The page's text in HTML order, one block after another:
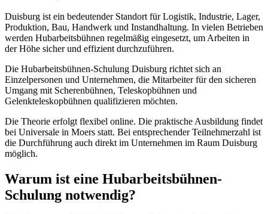
Duisburg ist ein bedeutender Standort für Logistik, Industrie, Lager,
Produktion, Bau, Handwerk und Instandhaltung. In vielen Betrieben
werden Hubarbeitsbühnen regelmäßig eingesetzt, um Arbeiten in
der Höhe sicher und effizient durchzuführen.
Die Hubarbeitsbühnen-Schulung Duisburg richtet sich an
Einzelpersonen und Unternehmen, die Mitarbeiter für den sicheren
Umgang mit Scherenbühnen, Teleskopbühnen und
Gelenkteleskopbühnen qualifizieren möchten.
Die Theorie erfolgt flexibel online. Die praktische Ausbildung findet
bei Universale in Moers statt. Bei entsprechender Teilnehmerzahl ist
die Durchführung auch direkt im Unternehmen im Raum Duisburg
möglich.
Warum ist eine Hubarbeitsbühnen-
Schulung notwendig?